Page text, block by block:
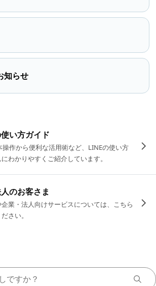
知らせ
い方ガイド
操作から便利な活用術など、LINEの使い方
わかりやすくご紹介しています。
のお客さま
業・法人向けサービスについては、こちら
さい。